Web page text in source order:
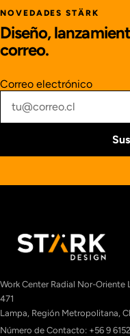
NOVEDADES STÄRK
Diseño,
correo.
Correo electrónico
Work Center Radial Nor-Oriente
471
Lampa, Región Metropolitana,
Número de Contacto: +56 9